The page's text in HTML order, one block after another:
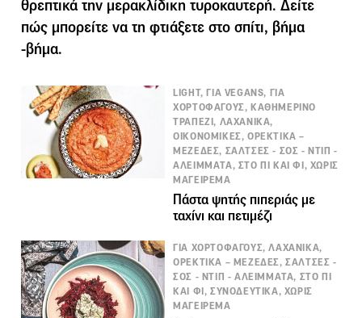
θρεπτικά την μερακλίδικη τυροκαυτερή. Δείτε
πώς μπορείτε να τη φτιάξετε στο σπίτι, βήμα
-βήμα.
LIGHT, ΓΙΑ VEGANS, ΓΙΑ
ΧΟΡΤΟΦΑΓΟΥΣ, ΚΑΘΗΜΕΡΙΝΟ
ΤΡΑΠΕΖΙ, ΛΑΧΑΝΙΚΑ,
ΟΙΚΟΝΟΜΙΚΕΣ, ΟΡΕΚΤΙΚΑ –
ΜΕΖΕΔΕΣ, ΣΑΛΤΣΕΣ - ΣΟΣ - ΝΤΙΠ -
ΑΛΕΙΜΜΑΤΑ, ΣΤΟ ΠΙ ΚΑΙ ΦΙ, ΧΩΡΙΣ
ΜΑΓΕΙΡΕΜΑ
Πάστα ψητής πιπεριάς με
ταχίνι και πετιμέζι
ΓΙΑ ΧΟΡΤΟΦΑΓΟΥΣ, ΛΑΧΑΝΙΚΑ,
ΟΡΕΚΤΙΚΑ – ΜΕΖΕΔΕΣ, ΣΑΛΤΣΕΣ -
ΣΟΣ - ΝΤΙΠ - ΑΛΕΙΜΜΑΤΑ, ΣΤΟ ΠΙ
ΚΑΙ ΦΙ, ΣΥΝΟΔΕΥΤΙΚΑ, ΧΩΡΙΣ
ΜΑΓΕΙΡΕΜΑ